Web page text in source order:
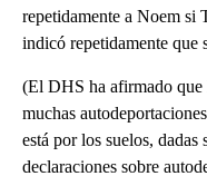
repetidamente a Noem si
indicó repetidamente que
(El DHS ha afirmado
muchas
está por los suelos, dadas
declaraciones sobre